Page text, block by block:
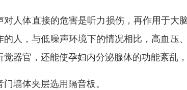
对人体直接的危害是听力损伤，再作用于大
的人，与低噪声环境下的情况相比，高血压
觉器官，还能使孕妇内分泌腺体的功能紊乱，
门墙体夹层选用隔音板。